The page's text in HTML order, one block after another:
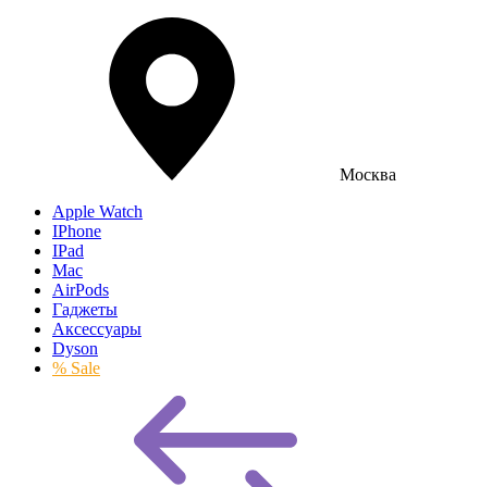
Москва
Apple Watch
IPhone
IPad
Mac
AirPods
Гаджеты
Аксессуары
Dyson
% Sale